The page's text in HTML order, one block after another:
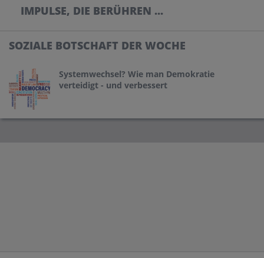
IMPULSE, DIE BERÜHREN ...
SOZIALE BOTSCHAFT DER WOCHE
Systemwechsel? Wie man Demokratie
verteidigt - und verbessert